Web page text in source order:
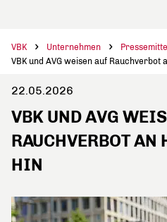
VBK Unternehmen
VBK und AVG weisen auf Rauchverbot
22.05.2026
VBK UND AVG
RAUCHVERBOT AN
HIN